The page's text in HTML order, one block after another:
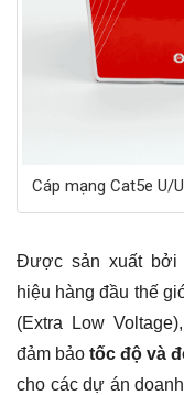
Cáp mạng Cat5e U/
Được sản xuất bởi
hiệu hàng đầu thế
(Extra Low Voltage),
đảm bảo tốc độ và
cho các dự án